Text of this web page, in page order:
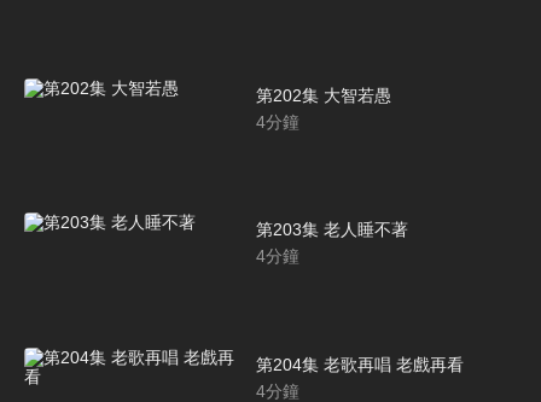
第202集 大智若愚
4分鐘
第203集 老人睡不著
4分鐘
第204集 老歌再唱 老戲再看
4分鐘